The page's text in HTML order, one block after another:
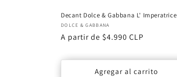
Decant Dolce & Gabbana L' Imperatrice
Proveedor:
DOLCE & GABBANA
Precio
A partir de $4.990 CLP
Agregar al carrito